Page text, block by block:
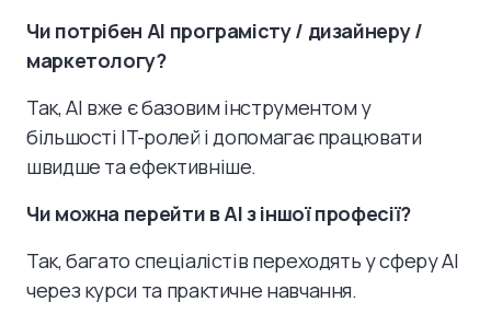
Чи потрібен AI програмісту / дизайнеру /
маркетологу?
Так, AI вже є базовим інструментом у
більшості IT-ролей і допомагає працювати
швидше та ефективніше.
Чи можна перейти в AI з іншої професії?
Так, багато спеціалістів переходять у сферу AI
через курси та практичне навчання.